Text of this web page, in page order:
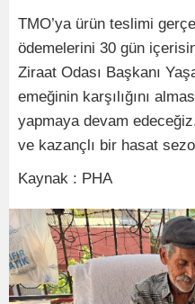
TMO’ya ürün teslimi
ödemelerini 30 gün
Ziraat Odası Başkanı
emeğinin karşılığını
yapmaya devam
ve kazançlı bir hasat
Kaynak : PHA